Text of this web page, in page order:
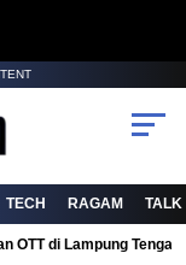
TECH RAGAM TALK
OTT di Lampung